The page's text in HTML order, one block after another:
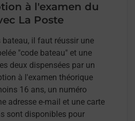
à l'examen du
La Poste
bateau, il faut réussir une
"code bateau" et une
deux dispensées par un
à l'examen théorique
16 ans, un numéro
adresse e-mail et une carte
sont disponibles pour